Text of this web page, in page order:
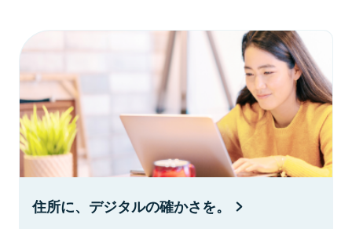
住所に、デジタルの確かさを。